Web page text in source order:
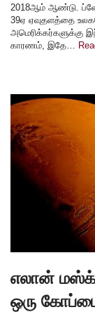
2018ஆம் ஆண்டு.
39ஏ ஏவுதளத்தை
அமெரிக்கர்களுக்கு
காரணம், இதே…
எலான் மஸ்க்
ஒரு